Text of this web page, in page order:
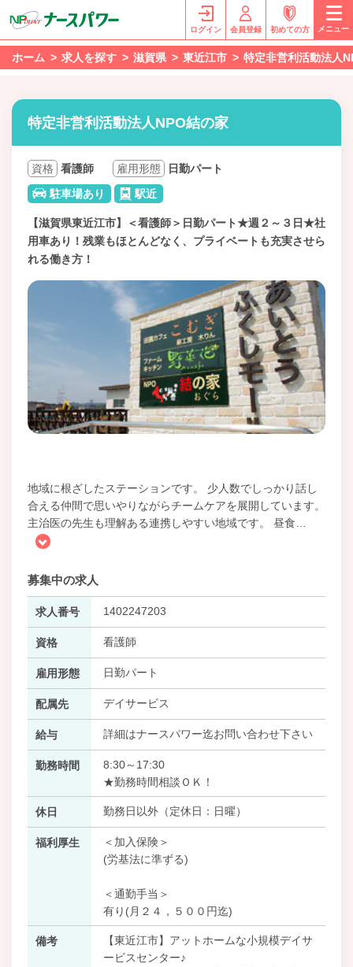
ログイン 会員登録 初めての方 メニュー
ホーム 求人を探す 滋賀県 東近江市 特定非営利活動法人
特定非営利活動法人NPO結の家
資格 看護師 雇用形態
日勤パート
駐車場あり
駅近
【滋賀県東近江市】＜看護師＞日勤パート★週２～３日★社
用車あり！残業もほとんどなく、プライベートも充実させら
れる働き方！
地域に根ざしたステーションです。 少人数でしっかり話し
合える仲間で思いやりながらチームケアを展開しています。
主治医の先生も理解ある連携しやすい地域です。 昼食
募集中の求人
求人番号 1402247203
資格 看護師
雇用形態 日勤パート
配属先 デイサービス
給与 詳細はナースパワー迄お問い合わせ下さい
勤務時間
8:30～17:30
★勤務時間相談ＯＫ！
休日 勤務日以外（定休日：日曜）
福利厚生
＜加入保険＞
(労基法に準ずる)
＜通勤手当＞
有り(月２４，５００円迄)
備考
【東近江市】アットホームな小規模デイサ
ービスセンター♪